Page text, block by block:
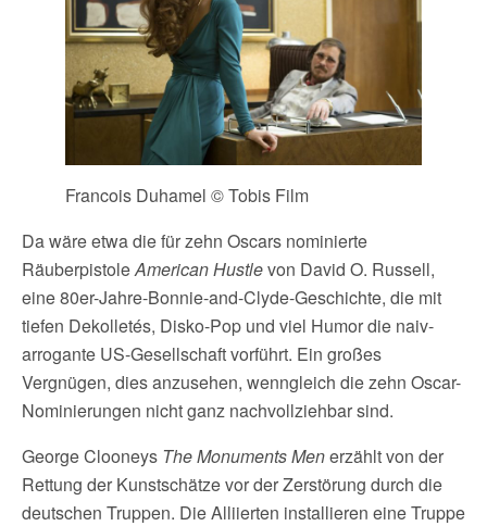
Francois Duhamel © Tobis Film
Da wäre etwa die für zehn Oscars nominierte
RäuberpistoleAmerican Hustlevon David O. Russell,
eine 80er-Jahre-Bonnie-and-Clyde-Geschichte, die mit
tiefen Dekolletés, Disko-Pop und viel Humor die naiv-
arrogante US-Gesellschaft vorführt. Ein großes
Vergnügen, dies anzusehen, wenngleich die zehn Oscar-
Nominierungen nicht ganz nachvollziehbar sind.
George Clooneys The Monuments Menerzählt von der
Rettung der Kunstschätze vor der Zerstörung durch die
deutschen Truppen. Die Alliierten installieren eine Truppe